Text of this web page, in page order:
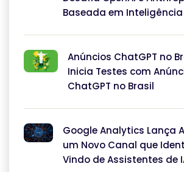
Baseada em
Anúncios ChatGPT no
Inicia Testes com
ChatGPT no Brasil
Google Analytics Lança
um Novo Canal que
Vindo de Assistentes de